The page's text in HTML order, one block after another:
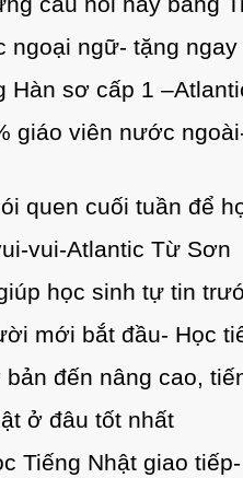
ngoại ngữ- tặng
Hàn sơ cấp 1
giáo viên nước
quen cuối tuần để
vui-Atlantic Từ Sơn
học sinh tự tin
mới bắt đầu- Học
đến nâng cao,
ở đâu tốt nhất
Tiếng Nhật giao